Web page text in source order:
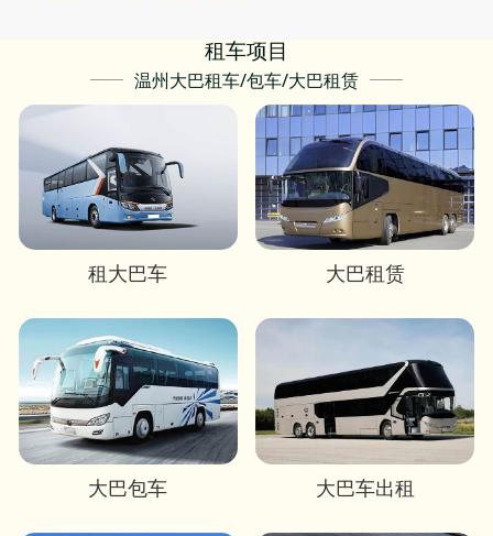
租车项目
温州大巴租车/包车/大巴租赁
租大巴车 大巴租赁
大巴包车 大巴车出租